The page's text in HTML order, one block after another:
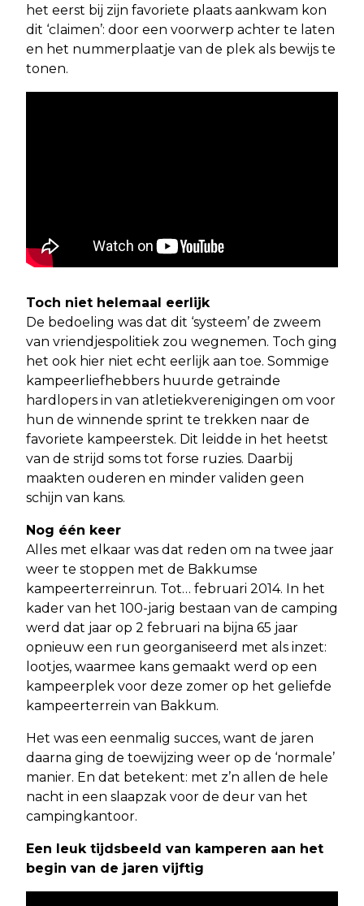
het eerst bij zijn favoriete plaats aankwam kon
dit ‘claimen’: door een voorwerp achter te laten
en het nummerplaatje van de plek als bewijs te
tonen.
Toch niet helemaal eerlijk
De bedoeling was dat dit ‘systeem’ de zweem
van vriendjespolitiek zou wegnemen. Toch ging
het ook hier niet echt eerlijk aan toe. Sommige
kampeerliefhebbers huurde getrainde
hardlopers in van atletiekverenigingen om voor
hun de winnende sprint te trekken naar de
favoriete kampeerstek. Dit leidde in het heetst
van de strijd soms tot forse ruzies. Daarbij
maakten ouderen en minder validen geen
schijn van kans.
Nog één keer
Alles met elkaar was dat reden om na twee jaar
weer te stoppen met de Bakkumse
kampeerterreinrun. Tot… februari 2014. In het
kader van het 100-jarig bestaan van de camping
werd dat jaar op 2 februari na bijna 65 jaar
opnieuw een run georganiseerd met als inzet:
lootjes, waarmee kans gemaakt werd op een
kampeerplek voor deze zomer op het geliefde
kampeerterrein van Bakkum.
Het was een eenmalig succes, want de jaren
daarna ging de toewijzing weer op de ‘normale’
manier. En dat betekent: met z’n allen de hele
nacht in een slaapzak voor de deur van het
campingkantoor.
Een leuk tijdsbeeld van kamperen aan het
begin van de jaren vijftig